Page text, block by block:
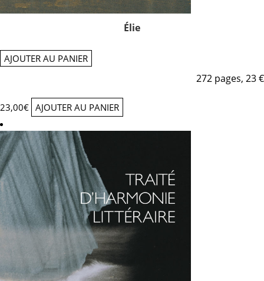
Élie
AJOUTER AU PANIER
272 pages, 23 €
23,00€ AJOUTER AU PANIER